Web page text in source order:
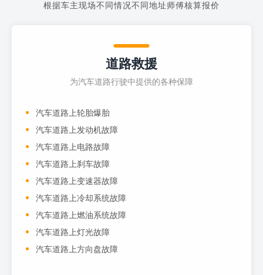
根据车主现场不同情况不同地址师傅核算报价
道路救援
为汽车道路行驶中提供的各种保障
汽车道路上轮胎爆胎
汽车道路上发动机故障
汽车道路上电路故障
汽车道路上刹车故障
汽车道路上变速器故障
汽车道路上冷却系统故障
汽车道路上燃油系统故障
汽车道路上灯光故障
汽车道路上方向盘故障